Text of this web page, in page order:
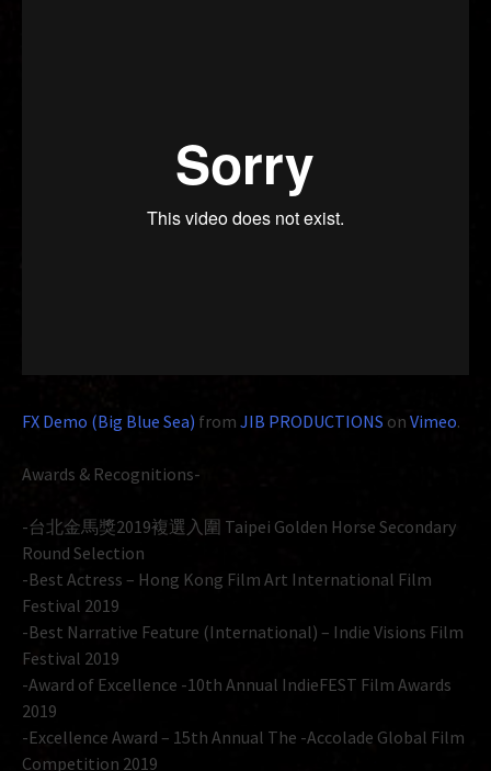
FX Demo (Big Blue Sea) from JIB PRODUCTIONS on Vimeo.
Awards & Recognitions-
-台北金馬獎2019複選入圍 Taipei Golden Horse Secondary
Round Selection
-Best Actress – Hong Kong Film Art International Film
Festival 2019
-Best Narrative Feature (International) – Indie Visions Film
Festival 2019
-Award of Excellence -10th Annual IndieFEST Film Awards
2019
-Excellence Award – 15th Annual The -Accolade Global Film
Competition 2019